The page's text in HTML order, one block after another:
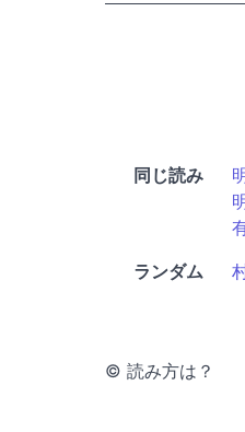
同じ読み
ランダム
© 読み方は？